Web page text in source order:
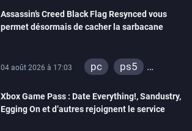
Assassin’s Creed Black Flag Resynced vous
permet désormais de cacher la sarbacane
04 août 2026 à 17:03 pc
ps5
Xbox Game Pass : Date Everything!, Sandustry,
Egging On et d’autres rejoignent le service